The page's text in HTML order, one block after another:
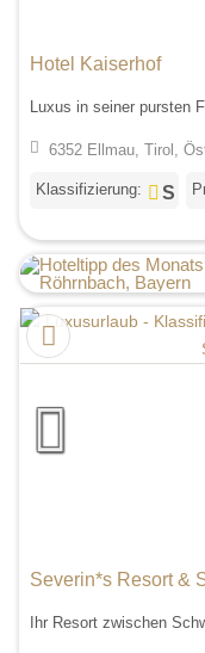
Hotel Kaiserhof
Luxus in seiner pursten
6352 Ellmau, Tirol,
Klassifizierung:
Severin*s Resort &
Ihr Resort zwischen